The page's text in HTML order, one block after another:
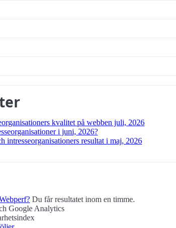
kvalitet på webben juli, 2026
i juni, 2026?
intresse­organisationers resultat i maj, 2026
Du får resultatet inom en timme.
Google Analytics